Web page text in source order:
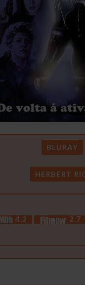
BLURAY
HERBERT
4.2 2.7